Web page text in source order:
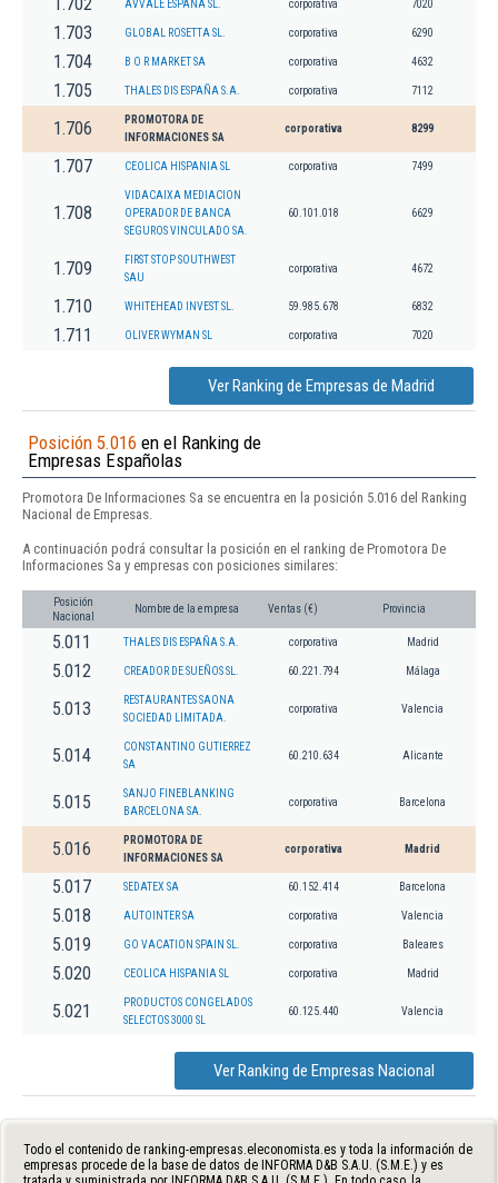
1.702 AVVALE ESPAÑA SL. corporativa 7020
1.703 GLOBAL ROSETTA SL. corporativa 6290
1.704 B O R MARKET SA corporativa 4632
1.705 THALES DIS ESPAÑA S.A. corporativa 7112
1.706
PROMOTORA DE
INFORMACIONES SA
corporativa 8299
1.707 CEOLICA HISPANIA SL corporativa 7499
1.708
VIDACAIXA MEDIACION
OPERADOR DE BANCA
SEGUROS VINCULADO SA.
60.101.018 6629
1.709
FIRST STOP SOUTHWEST
SAU
corporativa 4672
1.710 WHITEHEAD INVEST SL. 59.985.678 6832
1.711 OLIVER WYMAN SL corporativa 7020
Ver Ranking de Empresas de Madrid
Posición 5.016 en el Ranking de
Empresas Españolas
Promotora De Informaciones Sa se encuentra en la posición 5.016 del Ranking
Nacional de Empresas.
A continuación podrá consultar la posición en el ranking de Promotora De
Informaciones Sa y empresas con posiciones similares:
Posición
Nacional
Nombre de la empresa Ventas (€) Provincia
5.011 THALES DIS ESPAÑA S.A. corporativa Madrid
5.012 CREADOR DE SUEÑOS SL. 60.221.794 Málaga
5.013
RESTAURANTES SAONA
SOCIEDAD LIMITADA.
corporativa Valencia
5.014
CONSTANTINO GUTIERREZ
SA
60.210.634 Alicante
5.015
SANJO FINEBLANKING
BARCELONA SA.
corporativa Barcelona
5.016
PROMOTORA DE
INFORMACIONES SA
corporativa Madrid
5.017 SEDATEX SA 60.152.414 Barcelona
5.018 AUTOINTER SA corporativa Valencia
5.019 GO VACATION SPAIN SL. corporativa Baleares
5.020 CEOLICA HISPANIA SL corporativa Madrid
5.021
PRODUCTOS CONGELADOS
SELECTOS 3000 SL
60.125.440 Valencia
Ver Ranking de Empresas Nacional
Todo el contenido de ranking-empresas.eleconomista.es y toda la información de
empresas procede de la base de datos de INFORMA D&B S.A.U. (S.M.E.) y es